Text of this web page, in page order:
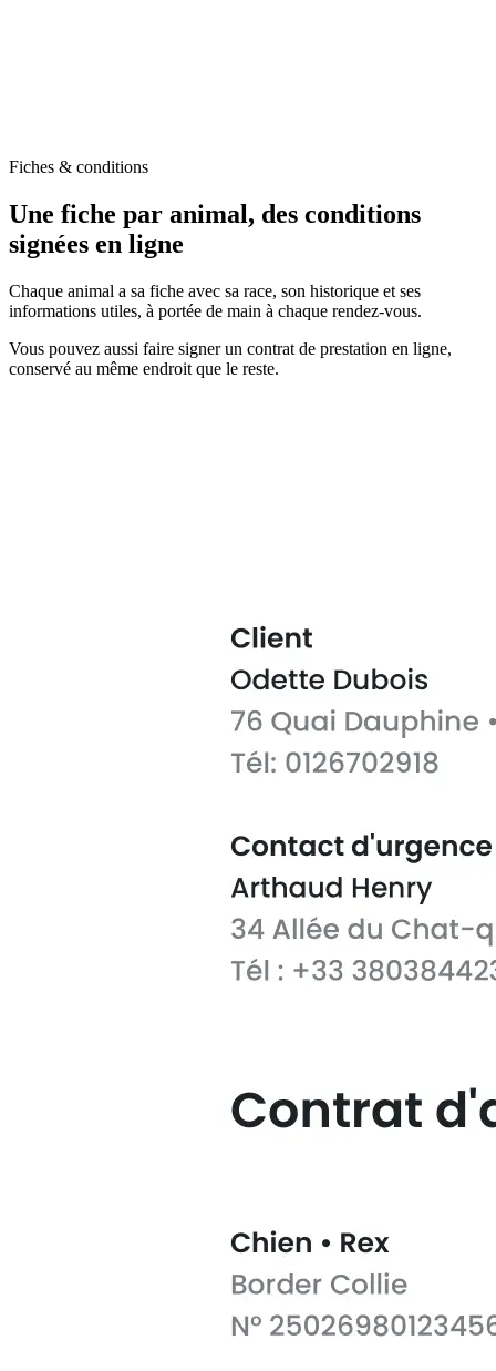
Fiches & conditions
Une fiche par animal, des conditions
signées en ligne
Chaque animal a sa fiche avec sa race, son historique et ses
informations utiles, à portée de main à chaque rendez-vous.
Vous pouvez aussi faire signer un contrat de prestation en ligne,
conservé au même endroit que le reste.